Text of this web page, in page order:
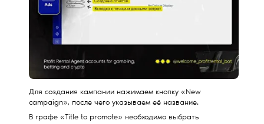
В графе «Title to promote» необходимо выбрать
Для создания кампании нажимаем кнопку «New
campaign», после чего указываем её название.